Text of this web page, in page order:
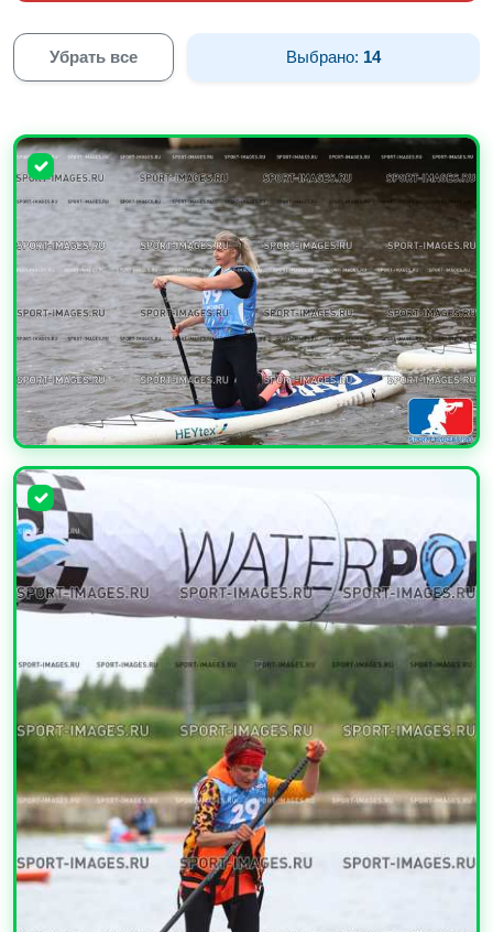
Убрать все Выбрано: 14
УВЕЛИЧИТЬ